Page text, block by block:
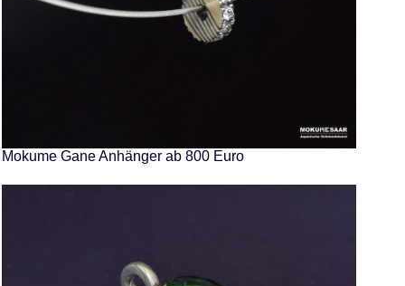
Mokume Gane Anhänger ab 800 Euro